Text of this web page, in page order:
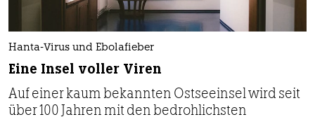
Hanta-Virus und Ebolafieber
Eine Insel voller Viren
Auf einer kaum bekannten Ostseeinsel wird seit
über 100 Jahren mit den bedrohlichsten